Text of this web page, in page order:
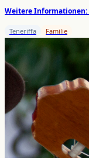
Weitere Informationen:
Teneriffa Familie